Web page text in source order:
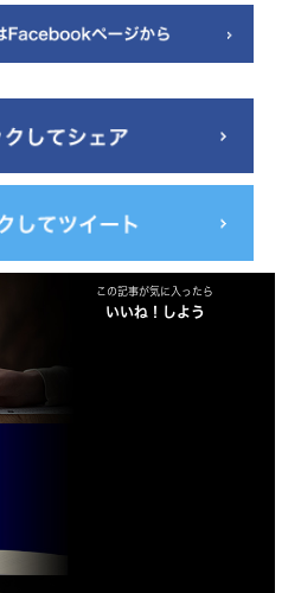
この記事が気に入ったら
いいね！しよう